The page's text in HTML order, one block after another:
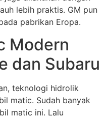
lebih praktis. GM pun
pabrikan Eropa.
Modern
dan Subaru
teknologi hidrolik
matic. Sudah banyak
matic ini. Lalu